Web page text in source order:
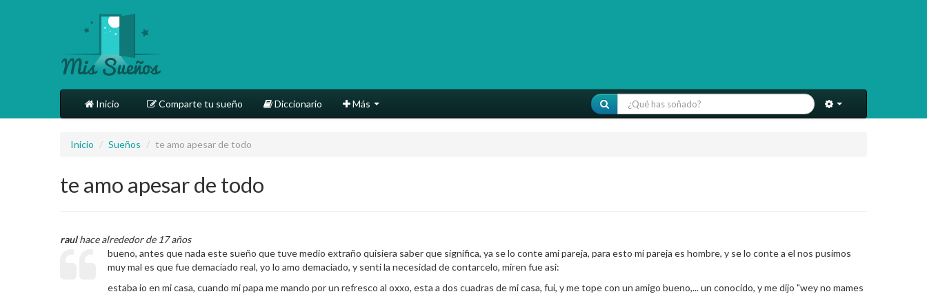
Inicio Comparte tu sueño Diccionario Más
Inicio / Sueños / te amo apesar de todo
te amo apesar de todo
raulhace alrededor de 17 años
bueno, antes que nada este sueño que tuve medio extraño quisiera saber que significa, ya se lo conte ami pareja, para esto mi pareja es hombre, y se lo conte a el nos pusimos
muy mal es que fue demaciado real, yo lo amo demaciado, y senti la necesidad de contarcelo, miren fue asi:
estaba io en mi casa, cuando mi papa me mando por un refresco al oxxo, esta a dos cuadras de mi casa, fui, y me tope con un amigo bueno,... un conocido, y me dijo "wey no mames